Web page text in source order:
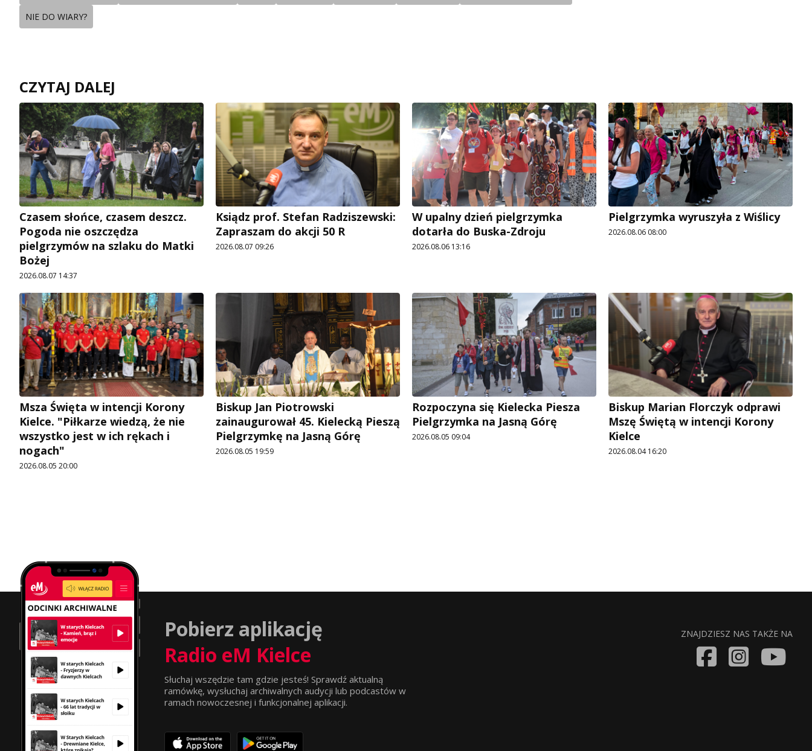
NIE DO WIARY?
CZYTAJ DALEJ
Czasem słońce, czasem deszcz.
Pogoda nie oszczędza
pielgrzymów na szlaku do Matki
Bożej
2026.08.07 14:37
Ksiądz prof. Stefan Radziszewski:
Zapraszam do akcji 50 R
2026.08.07 09:26
W upalny dzień pielgrzymka
dotarła do Buska-Zdroju
2026.08.06 13:16
Pielgrzymka wyruszyła z Wiślicy
2026.08.06 08:00
Msza Święta w intencji Korony
Kielce. "Piłkarze wiedzą, że nie
wszystko jest w ich rękach i
nogach"
2026.08.05 20:00
Biskup Jan Piotrowski
zainaugurował 45. Kielecką Pieszą
Pielgrzymkę na Jasną Górę
2026.08.05 19:59
Rozpoczyna się Kielecka Piesza
Pielgrzymka na Jasną Górę
2026.08.05 09:04
Biskup Marian Florczyk odprawi
Mszę Świętą w intencji Korony
Kielce
2026.08.04 16:20
Pobierz aplikację
Radio eM Kielce
Słuchaj wszędzie tam gdzie jesteś! Sprawdź aktualną
ramówkę, wysłuchaj archiwalnych audycji lub podcastów w
ramach nowoczesnej i funkcjonalnej aplikacji.
ZNAJDZIESZ NAS TAKŻE NA